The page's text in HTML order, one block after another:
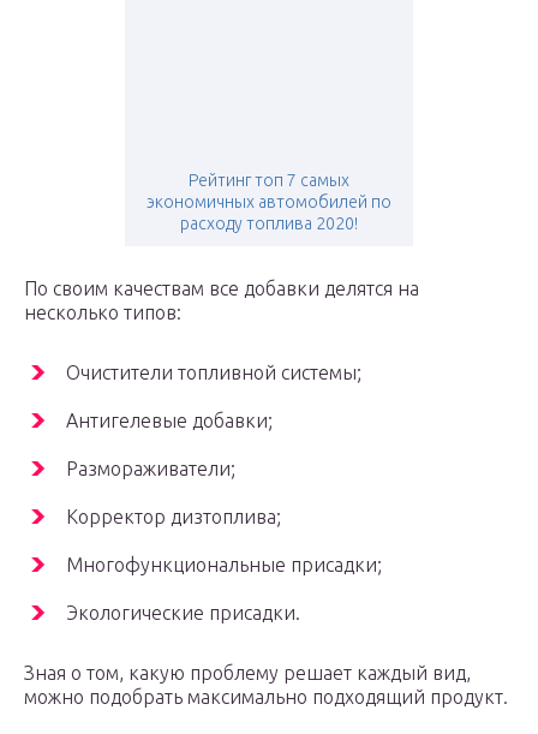
Рейтинг топ 7 самых
экономичных автомобилей по
расходу топлива 2020!
По своим качествам все добавки делятся на
несколько типов:
Очистители топливной системы;
Антигелевые добавки;
Размораживатели;
Корректор дизтоплива;
Многофункциональные присадки;
Экологические присадки.
Зная о том, какую проблему решает каждый вид,
можно подобрать максимально подходящий продукт.